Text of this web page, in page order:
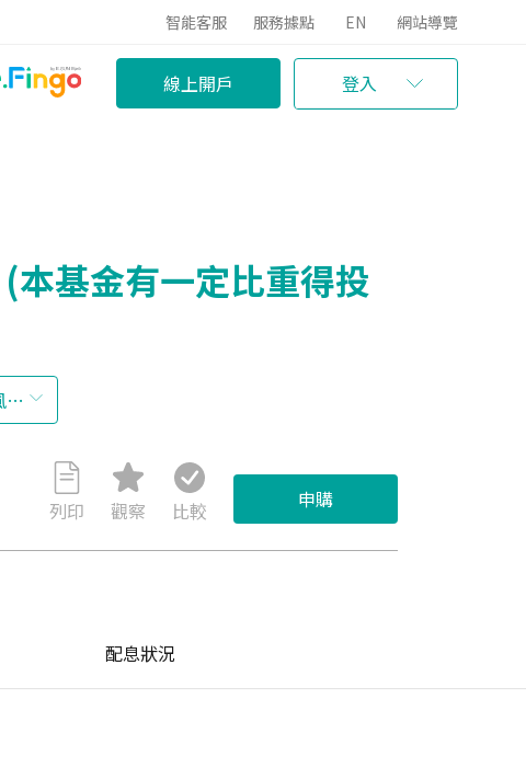
智能客服 服務據點 EN 網站導覽
線上開戶 登入
(本基金有一定比重得投
列印 觀察 比較 申購
配息狀況